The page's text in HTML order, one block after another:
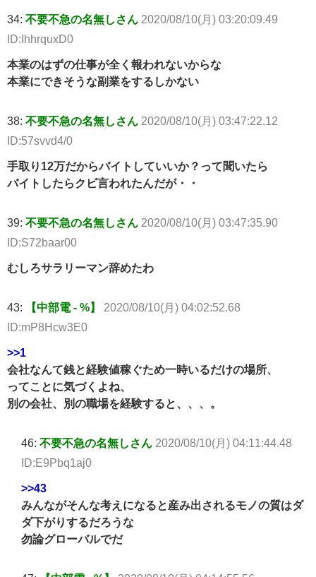
34: 不要不急の名無しさん 2020/08/10(月) 03:20:09.49
ID:IhhrquxD0
本業のはずの仕事が全く報われないからな
本業にできそうな副業をするしかない
38: 不要不急の名無しさん 2020/08/10(月) 03:47:22.12
ID:57svvd4/0
手取り12万だからバイトしていいか？って聞いたら
バイトしたらクビ言われたんだが・・
39: 不要不急の名無しさん 2020/08/10(月) 03:47:35.90
ID:S72baar00
むしろサラリーマン辞めたわ
43: 【中部電 - %】 2020/08/10(月) 04:02:52.68
ID:mP8Hcw3E0
>>1
会社なんて銭と経験値稼ぐため一時いるだけの場所、
ってことに気づくよね、
別の会社、別の職場を経験すると、、、。
46: 不要不急の名無しさん 2020/08/10(月) 04:11:44.48
ID:E9Pbq1aj0
>>43
みんながそんな考えになると産み出されるモノの質はダ
ダ下がりするだろうな
勿論グローバルでだ